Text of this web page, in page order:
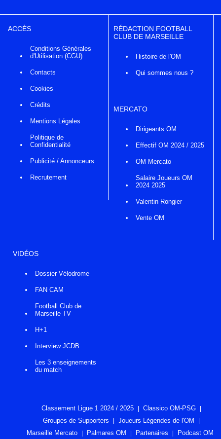
ACCÈS
Conditions Générales
d'Utilisation (CGU)
Contacts
Cookies
Crédits
Mentions Légales
Politique de
Confidentialité
Publicité / Annonceurs
Recrutement
RÉDACTION FOOTBALL
CLUB DE MARSEILLE
Histoire de l'OM
Qui sommes nous ?
MERCATO
Dirigeants OM
Effectif OM 2024 / 2025
OM Mercato
Salaire Joueurs OM
2024 2025
Valentin Rongier
Vente OM
VIDÉOS
Dossier Vélodrome
FAN CAM
Football Club de
Marseille TV
H+1
Interview JCDB
Les 3 enseignements
du match
Classement Ligue 1 2024 / 2025
Classico OM-PSG
Groupes de Supporters
Joueurs Légendes de l'OM
Marseille Mercato
Palmares OM Partenaires Podcast OM